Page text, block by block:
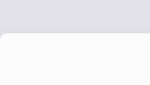
betci girişbetci girişhiltonbet yeni giriş